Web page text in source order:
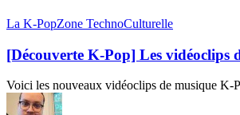
[Découverte
Pop]
Les
vidéoclips
de
La K-PopZone TechnoCulturelle
[Découverte K-Pop] Les vidéoclips
Voici les nouveaux vidéoclips de musique